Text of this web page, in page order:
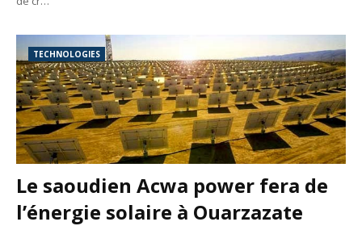
TECHNOLOGIES
Le saoudien Acwa power fera de
l’énergie solaire à Ouarzazate